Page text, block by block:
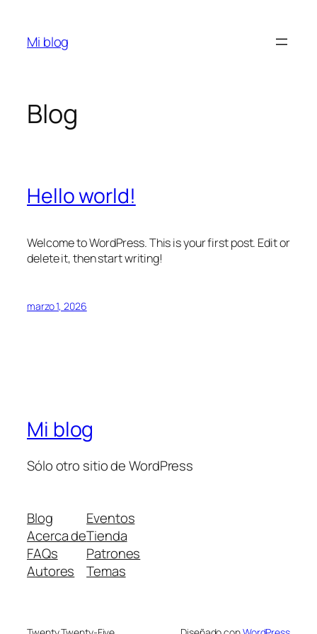
contenido
Mi blog
Blog
Hello world!
Welcome to WordPress. This is your first post. Edit or
delete it, then start writing!
marzo 1, 2026
Mi blog
Sólo otro sitio de WordPress
Blog
Acerca de
FAQs
Autores
Eventos
Tienda
Patrones
Temas